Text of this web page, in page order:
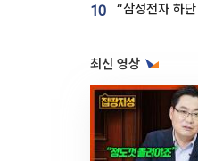
10
최신 영상